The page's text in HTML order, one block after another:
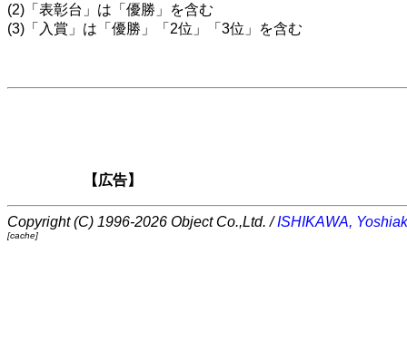
(2)「表彰台」は「優勝」を含む
(3)「入賞」は「優勝」「2位」「3位」を含む
【広告】
Copyright (C) 1996-2026 Object Co.,Ltd. /ISHIKAWA,
[cache]